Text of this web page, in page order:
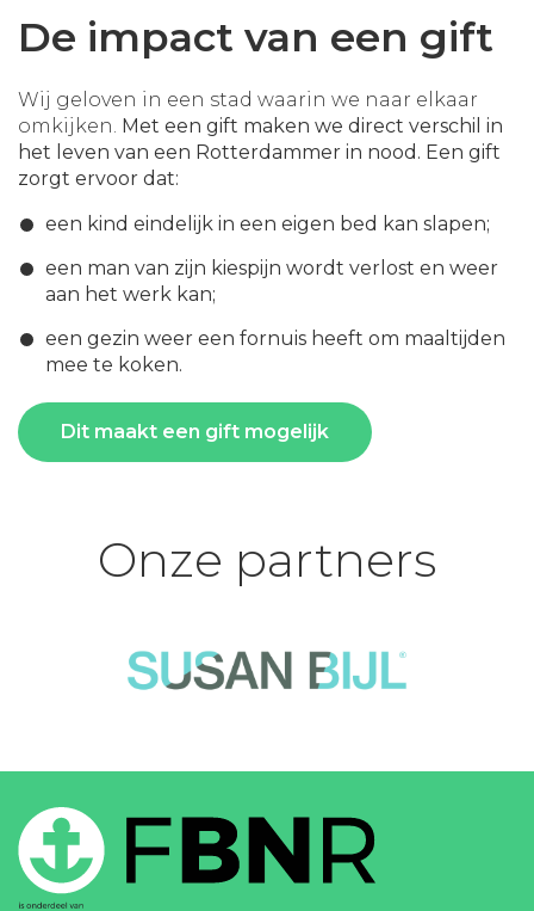
De impact van een gift
Wij geloven in een stad waarin we naar elkaar
omkijken. Met een gift maken we direct verschil in
het leven van een Rotterdammer in nood. Een gift
zorgt ervoor dat:
een kind eindelijk in een eigen bed kan slapen;
een man van zijn kiespijn wordt verlost en weer
aan het werk kan;
een gezin weer een fornuis heeft om maaltijden
mee te koken.
Dit maakt een gift mogelijk
Onze partners